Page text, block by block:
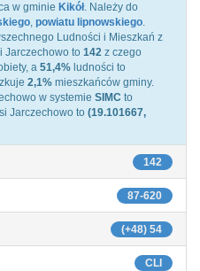
w gminie Kikół. Należy do
, powiatu lipnowskiego.
Ludności i Mieszkań z
Jarczechowo to 142 z czego
a 51,4% ludności to
2,1% mieszkańców gminy.
w systemie SIMC to
Jarczechowo to (19.101667,
142
87-620
(+48) 54
CLI